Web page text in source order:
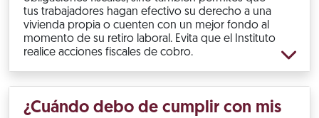
tus trabajadores hagan efectivo su derecho a una
vivienda propia o cuenten con un mejor fondo al
momento de su retiro laboral. Evita que el Instituto
realice acciones fiscales de cobro.
¿Cuándo debo de cumplir con mis